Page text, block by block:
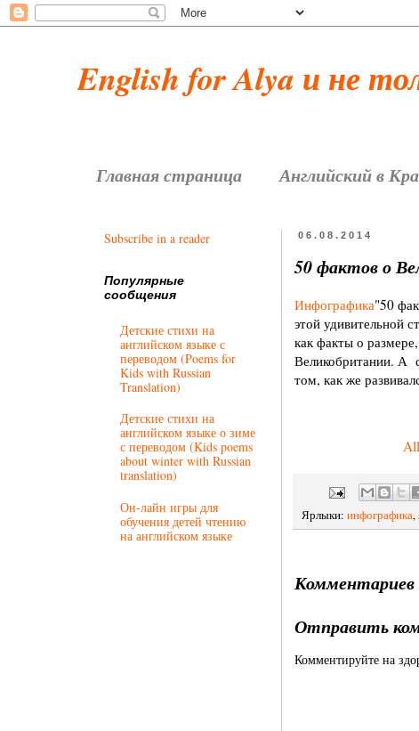
English for Alya и не
Главная страница Английский в
06.08.2014
50 фактов о
Инфографика"50
этой удивительной
как факты о
Великобритании. А
том, как же
Ярлыки: инфографика,
Отправить
Комментируйте на
Subscribe in a reader
Популярные
сообщения
Детские стихи на
английском языке с
переводом (Poems for
Kids with Russian
Translation)
Детские стихи на
английском языке о зиме
с переводом (Kids poems
about winter with Russian
translation)
Он-лайн игры для
обучения детей чтению
на английском языке